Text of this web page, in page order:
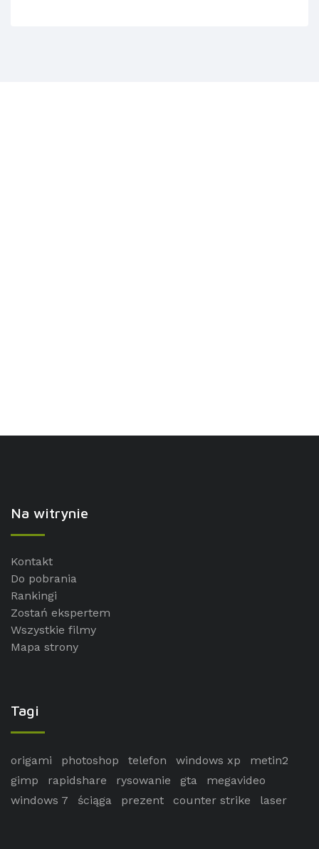
Na witrynie
Kontakt
Do pobrania
Rankingi
Zostań ekspertem
Wszystkie filmy
Mapa strony
Tagi
origami photoshop telefon windows xp
metin2
gimp
rapidshare rysowanie gta
megavideo
windows 7
ściąga prezent counter strike laser